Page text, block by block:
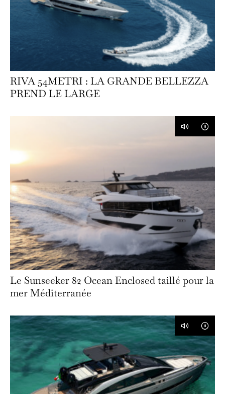
RIVA 54METRI : LA GRANDE BELLEZZA
PREND LE LARGE
Le Sunseeker 82 Ocean Enclosed taillé pour la
mer Méditerranée